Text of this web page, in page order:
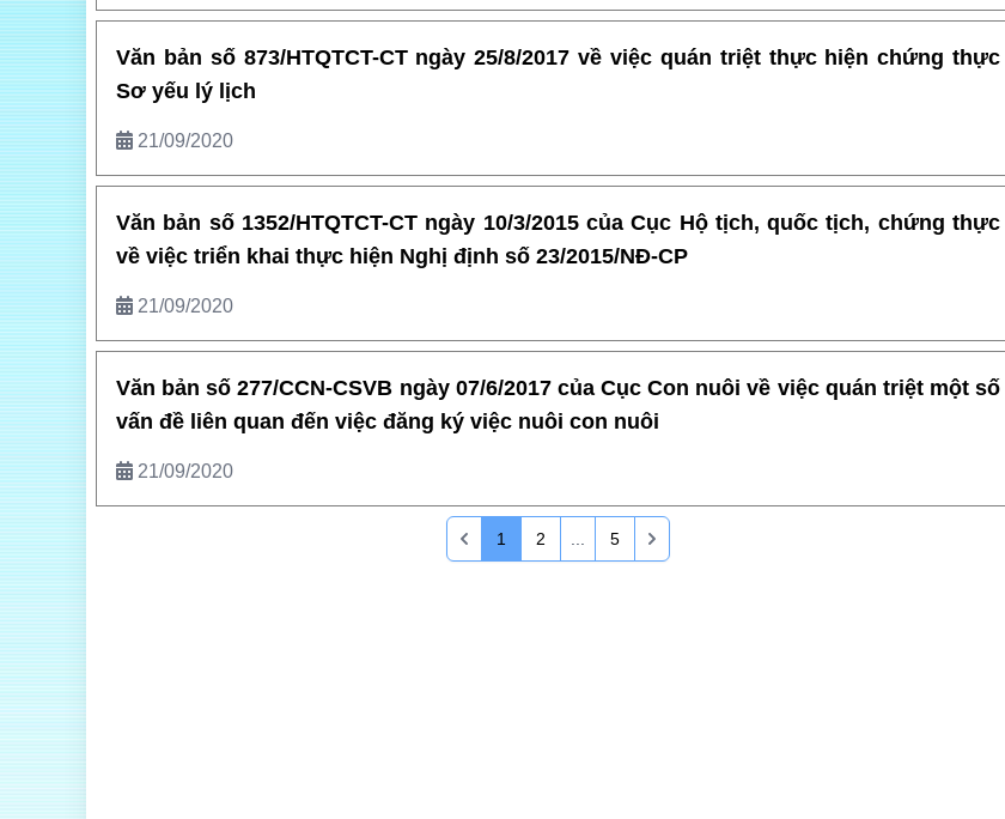
Văn bản số 873/HTQTCT-CT ngày 25/8/2017 về việc quán triệt thực hiện chứng thực
Sơ yếu lý lịch
21/09/2020
Văn bản số 1352/HTQTCT-CT ngày 10/3/2015 của Cục Hộ tịch, quốc tịch, chứng thực
về việc triển khai thực hiện Nghị định số 23/2015/NĐ-CP
21/09/2020
Văn bản số 277/CCN-CSVB ngày 07/6/2017 của Cục Con nuôi về việc quán triệt một số
vấn đề liên quan đến việc đăng ký việc nuôi con nuôi
21/09/2020
1 2 5